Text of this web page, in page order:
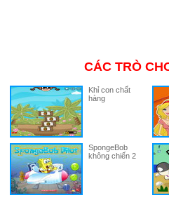
CÁC TRÒ
Khỉ con chất
hàng
SpongeBob
không chiến 2